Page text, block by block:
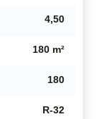
4,50
180 m²
180
R-32